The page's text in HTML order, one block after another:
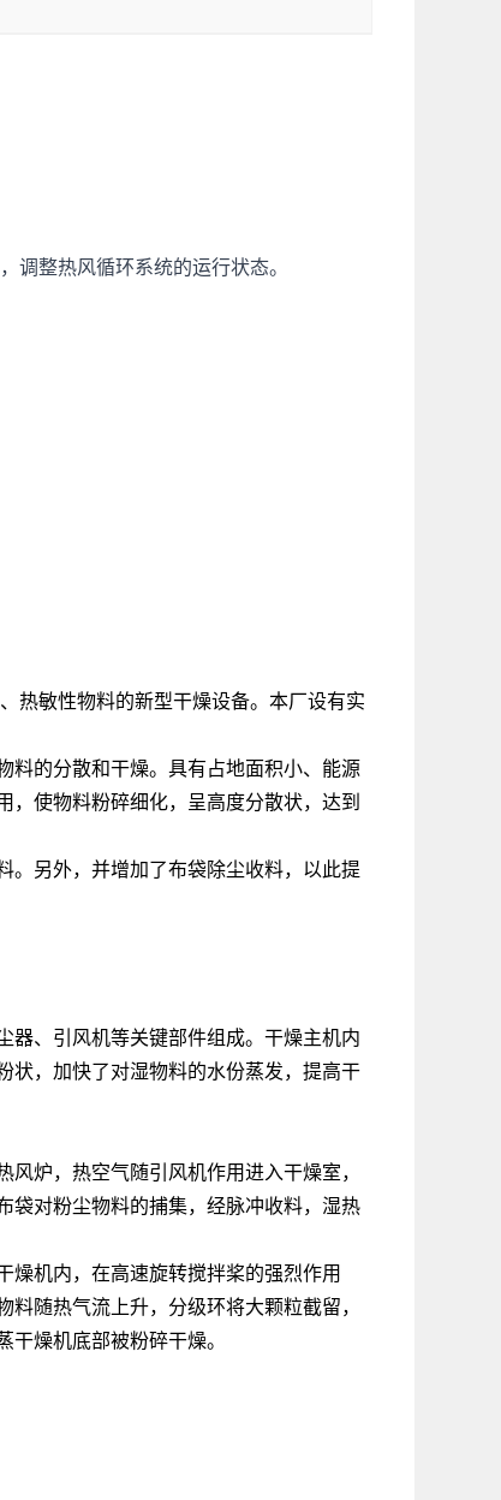
调整热风循环系统的运行状态。
热敏性物料的新型干燥设备。本厂设有实
料的分散和干燥。具有占地面积小、能源
使物料粉碎细化，呈高度分散状，达到
。另外，并增加了布袋除尘收料，以此提
器、引风机等关键部件组成。干燥主机内
状，加快了对湿物料的水份蒸发，提高干
炉，热空气随引风机作用进入干燥室，
袋对粉尘物料的捕集，经脉冲收料，湿热
燥机内，在高速旋转搅拌桨的强烈作用
随热气流上升，分级环将大颗粒截留，
燥机底部被粉碎干燥。